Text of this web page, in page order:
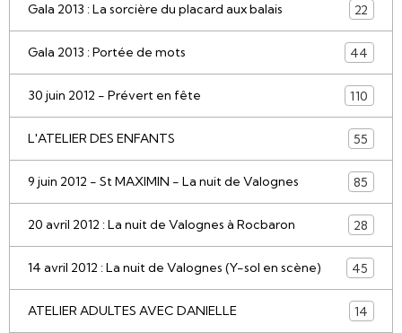
Gala 2013 : La sorcière du placard aux balais 22
Gala 2013 : Portée de mots 44
30 juin 2012 - Prévert en fête 110
L'ATELIER DES ENFANTS 55
9 juin 2012 - St MAXIMIN - La nuit de Valognes 85
20 avril 2012 : La nuit de Valognes à Rocbaron 28
14 avril 2012 : La nuit de Valognes (Y-sol en scène) 45
ATELIER ADULTES AVEC DANIELLE 14